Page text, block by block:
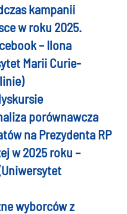
kampanii
w roku 2025.
– Ilona
Marii Curie-
porównawcza
na Prezydenta RP
w 2025 roku –
wyborców z